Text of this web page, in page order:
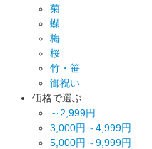
菊
蝶
梅
桜
竹・笹
御祝い
価格で選ぶ
～2,999円
3,000円～4,999円
5,000円～9,999円